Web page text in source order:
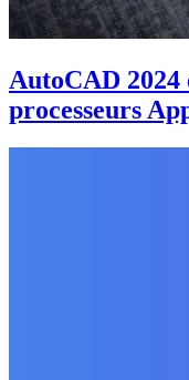
AutoCAD 2024
processeurs